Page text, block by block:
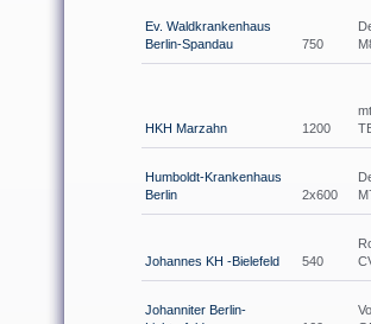
Ev. Waldkrankenhaus
Berlin-Spandau
750
HKH Marzahn 1200
Humboldt-Krankenhaus
Berlin
2x600
Johannes KH -Bielefeld 540
Johanniter Berlin-